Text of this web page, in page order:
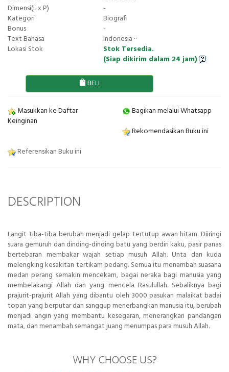
Dimensi(L x P)
-
Kategori
Biografi
Bonus
-
Text Bahasa
Indonesia ··
Lokasi Stok
Stok Tersedia.
(Siap dikirim dalam 24 jam)
BELI
Masukkan ke Daftar
Keinginan
Bagikan melalui Whatsapp
Rekomendasikan Buku ini
Referensikan Buku ini
DESCRIPTION
Langit tiba-tiba berubah menjadi gelap tertutup awan hitam. Diiringi
suara gemuruh dan dinding-dinding batu yang berdiri kaku, pasir panas
bertebaran membakar wajah setiap musuh Allah. Unta dan kuda
melengking kesakitan tertikam pedang. Semua itu menambah suasana
medan perang semakin mencekam, bagai neraka bagi manusia yang
membelakangi Allah dan yang mencela Rasulullah. Sebaliknya bagi
prajurit-prajurit Allah yang dibantu oleh 3000 pasukan malaikat badai
topan yang berputar dan sanggup menerbangkan manusia itu, berubah
menjadi angin yang membantu kesegaran, menerangkan pandangan
mata, dan menambah semangat juang menumpas para musuh Allah.
WHY CHOOSE US?